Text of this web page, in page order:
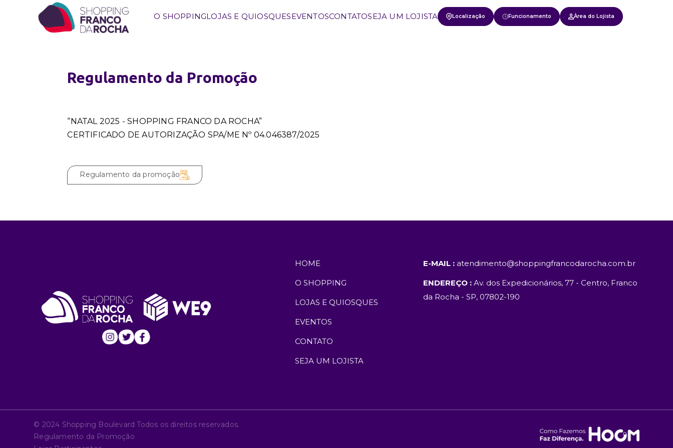
O SHOPPINGLOJAS E QUIOSQUESEVENTOSCONTATOSEJA UM LOJISTA Localização Funcionamento Àrea do Lojista
Regulamento da Promoção
“NATAL 2025 - SHOPPING FRANCO DA ROCHA”
CERTIFICADO DE AUTORIZAÇÃO SPA/ME Nº 04.046387/2025
Regulamento da promoção
HOME
O SHOPPING
LOJAS E QUIOSQUES
EVENTOS
CONTATO
SEJA UM LOJISTA
E-MAIL : atendimento@shoppingfrancodarocha.com.br
ENDEREÇO : Av. dos Expedicionários, 77 - Centro, Franco
da Rocha - SP, 07802-190
© 2024 Shopping Boulevard Todos os direitos reservados.
Regulamento da Promoção